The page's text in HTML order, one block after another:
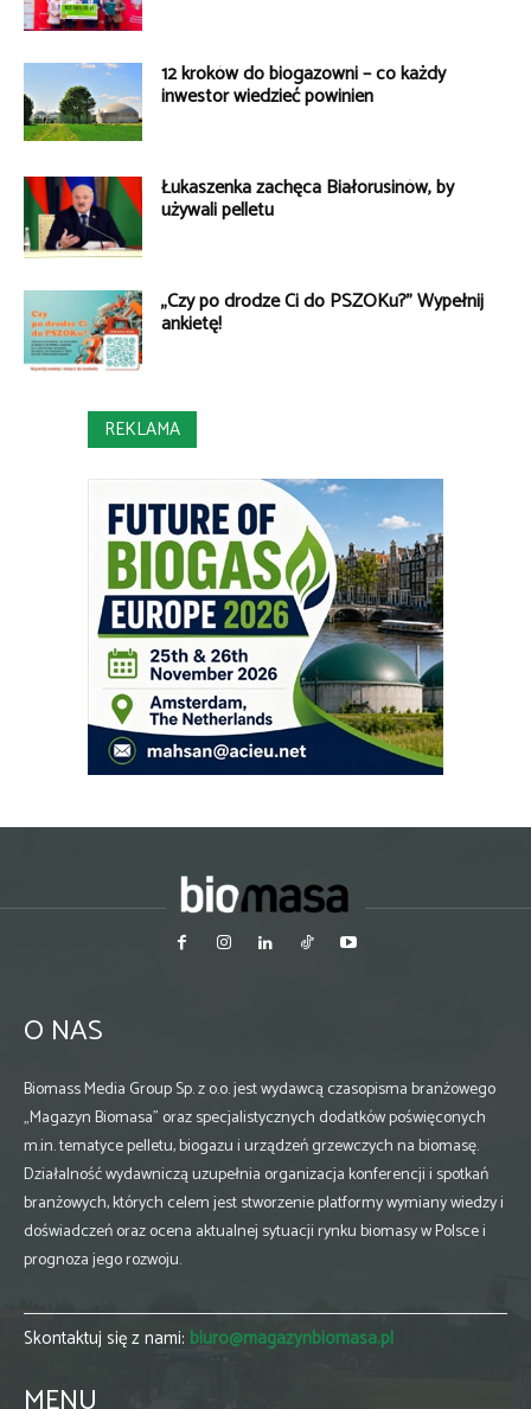
12 kroków do biogazowni – co każdy
inwestor wiedzieć powinien
Łukaszenka zachęca Białorusinów, by
używali pelletu
„Czy po drodze Ci do PSZOKu?” Wypełnij
ankietę!
REKLAMA
O NAS
Biomass Media Group Sp. z o.o. jest wydawcą czasopisma branżowego
„Magazyn Biomasa” oraz specjalistycznych dodatków poświęconych
m.in. tematyce pelletu, biogazu i urządzeń grzewczych na biomasę.
Działalność wydawniczą uzupełnia organizacja konferencji i spotkań
branżowych, których celem jest stworzenie platformy wymiany wiedzy i
doświadczeń oraz ocena aktualnej sytuacji rynku biomasy w Polsce i
prognoza jego rozwoju.
Skontaktuj się z nami: biuro@magazynbiomasa.pl